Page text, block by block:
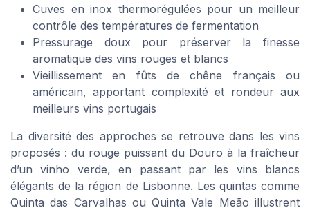
Cuves en inox thermorégulées pour un meilleur
contrôle des températures de fermentation
Pressurage doux pour préserver la finesse
aromatique des vins rouges et blancs
Vieillissement en fûts de chêne français ou
américain, apportant complexité et rondeur aux
meilleurs vins portugais
La diversité des approches se retrouve dans les vins
proposés : du rouge puissant du Douro à la fraîcheur
d’un vinho verde, en passant par les vins blancs
élégants de la région de Lisbonne. Les quintas comme
Quinta das Carvalhas ou Quinta Vale Meão illustrent